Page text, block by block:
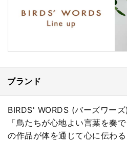
ブランド
BIRDS' WORDS (バーズワーズ)
「鳥たちが心地よい言葉を奏
の作品が体を通じて心に伝わ